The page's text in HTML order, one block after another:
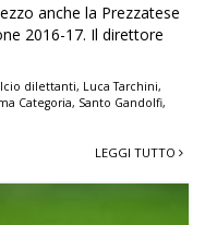
anche la Prezzatese
2016-17. Il direttore
dilettanti, Luca Tarchini,
Categoria, Santo Gandolfi,
LEGGI TUTTO